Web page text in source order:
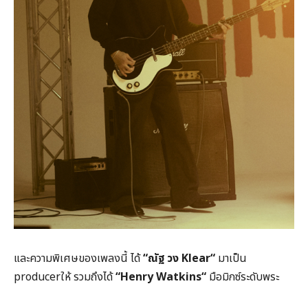
และความพิเศษของเพลงนี้ ได้“ณัฐ วง Klear“ มาเป็น
producerให้ รวมถึงได้“Henry Watkins“ มือมิกซ์ระดับพระ